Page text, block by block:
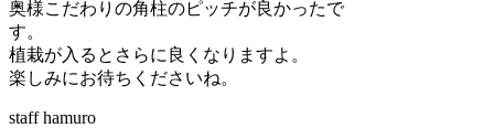
奥様こだわりの角柱のピッチが良かったで
す。
植栽が入るとさらに良くなりますよ。
楽しみにお待ちくださいね。
staff hamuro